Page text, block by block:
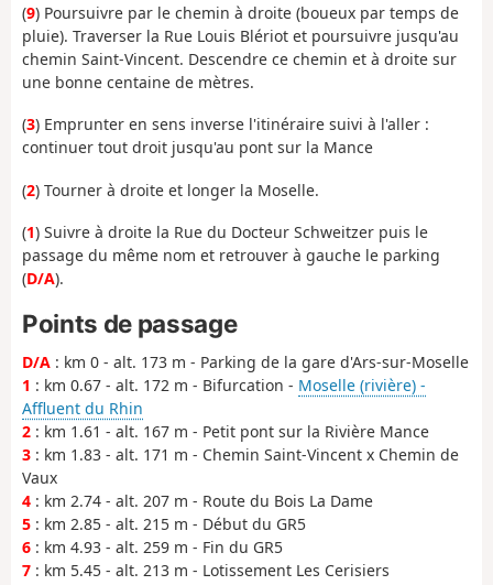
(9) Poursuivre par le chemin à droite (boueux par temps de
pluie). Traverser la Rue Louis Blériot et poursuivre jusqu'au
chemin Saint-Vincent. Descendre ce chemin et à droite sur
une bonne centaine de mètres.
(3) Emprunter en sens inverse l'itinéraire suivi à l'aller :
continuer tout droit jusqu'au pont sur la Mance
(2) Tourner à droite et longer la Moselle.
(1) Suivre à droite la Rue du Docteur Schweitzer puis le
passage du même nom et retrouver à gauche le parking
(D/A).
Points de passage
D/A : km 0 - alt. 173 m - Parking de la gare d'Ars-sur-Moselle
1 : km 0.67 - alt. 172 m - Bifurcation - Moselle (rivière) -
Affluent du Rhin
2 : km 1.61 - alt. 167 m - Petit pont sur la Rivière Mance
3 : km 1.83 - alt. 171 m - Chemin Saint-Vincent x Chemin de
Vaux
4 : km 2.74 - alt. 207 m - Route du Bois La Dame
5 : km 2.85 - alt. 215 m - Début du GR5
6 : km 4.93 - alt. 259 m - Fin du GR5
7 : km 5.45 - alt. 213 m - Lotissement Les Cerisiers